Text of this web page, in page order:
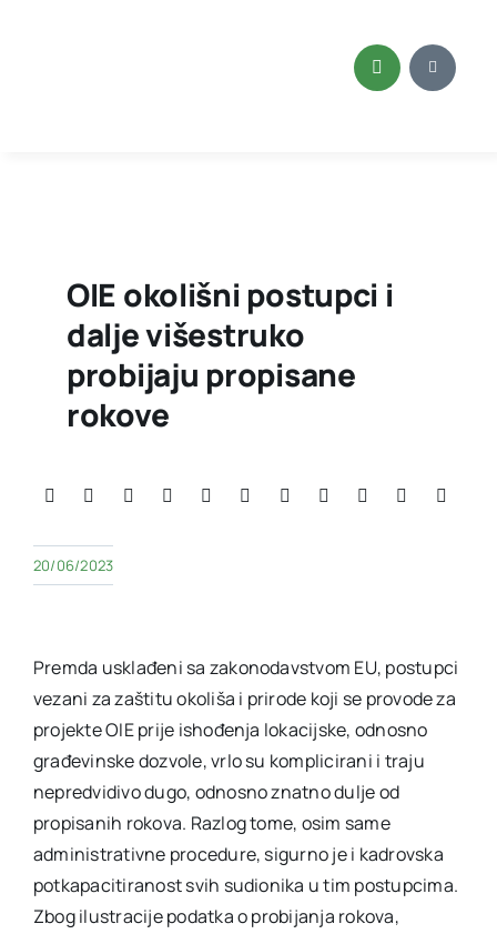
OIE okolišni postupci i
dalje višestruko
probijaju propisane
rokove
20/06/2023
Premda usklađeni sa zakonodavstvom EU, postupci
vezani za zaštitu okoliša i prirode koji se provode za
projekte OIE prije ishođenja lokacijske, odnosno
građevinske dozvole, vrlo su komplicirani i traju
nepredvidivo dugo, odnosno znatno dulje od
propisanih rokova. Razlog tome, osim same
administrativne procedure, sigurno je i kadrovska
potkapacitiranost svih sudionika u tim postupcima.
Zbog ilustracije podatka o probijanja rokova,